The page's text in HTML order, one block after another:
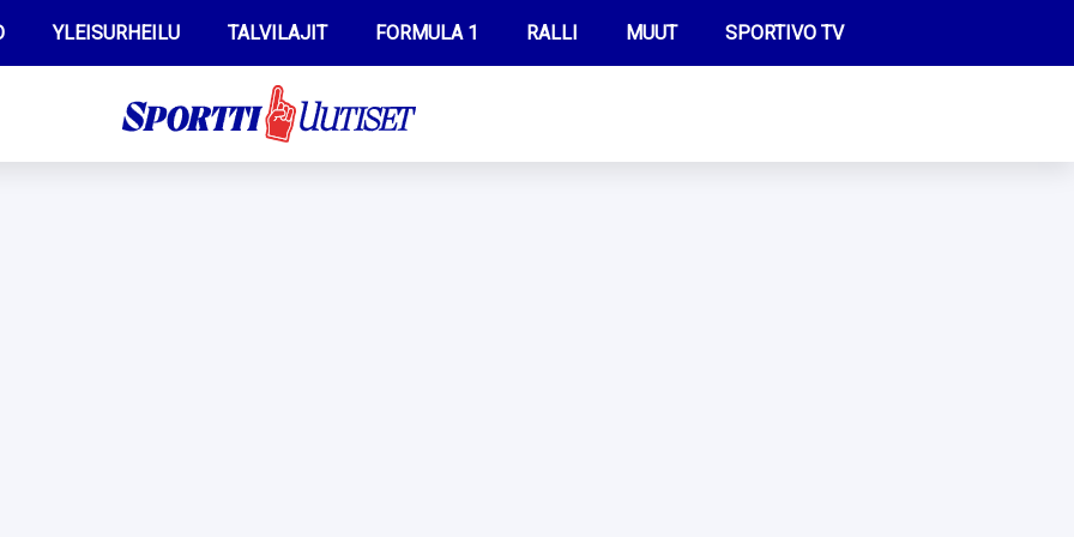
YLEISURHEILU TALVILAJIT FORMULA 1 RALLI MUUT SPORTIVO TV